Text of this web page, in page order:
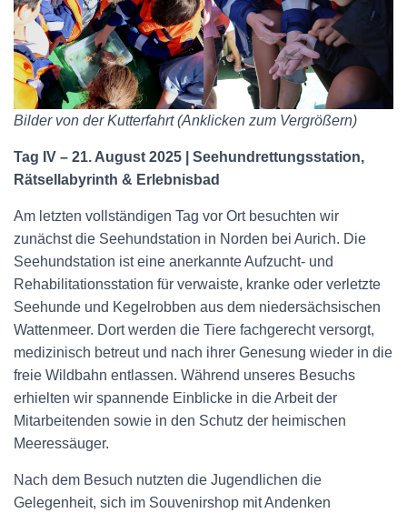
Bilder von der Kutterfahrt (Anklicken zum Vergrößern)
Tag IV – 21. August 2025 | Seehundrettungsstation,
Rätsellabyrinth & Erlebnisbad
Am letzten vollständigen Tag vor Ort besuchten wir
zunächst die Seehundstation in Norden bei Aurich. Die
Seehundstation ist eine anerkannte Aufzucht- und
Rehabilitationsstation für verwaiste, kranke oder verletzte
Seehunde und Kegelrobben aus dem niedersächsischen
Wattenmeer. Dort werden die Tiere fachgerecht versorgt,
medizinisch betreut und nach ihrer Genesung wieder in die
freie Wildbahn entlassen. Während unseres Besuchs
erhielten wir spannende Einblicke in die Arbeit der
Mitarbeitenden sowie in den Schutz der heimischen
Meeressäuger.
Nach dem Besuch nutzten die Jugendlichen die
Gelegenheit, sich im Souvenirshop mit Andenken